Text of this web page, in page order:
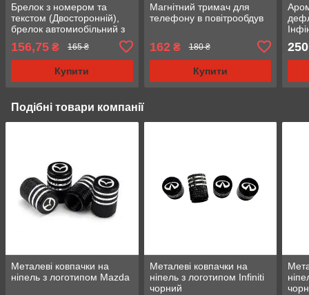
Брелок з номером та
текстом (Двосторонній),
брелок автомиобільний з
156,75 ₴ 165 ₴
Купити
Магнітний тримач для
телефону в повітрообдув
162₴ 180 ₴
Купити
250
Подібні товари компанії
Металеві ковпачки на
ніпель з логотипом Mazda
Металеві ковпачки на
ніпель з логотипом Infiniti
чорний